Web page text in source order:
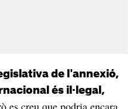
de l'annexió,
és il·legal,
es creu que podria encara